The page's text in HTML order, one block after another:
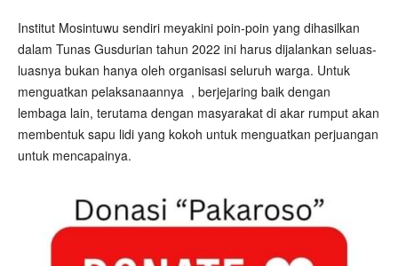
Institut Mosintuwu sendiri meyakini poin-poin yang dihasilkan
dalam Tunas Gusdurian tahun 2022 ini harus dijalankan seluas-
luasnya bukan hanya oleh organisasi seluruh warga. Untuk
menguatkan pelaksanaannya , berjejaring baik dengan
lembaga lain, terutama dengan masyarakat di akar rumput akan
membentuk sapu lidi yang kokoh untuk menguatkan perjuangan
untuk mencapainya.